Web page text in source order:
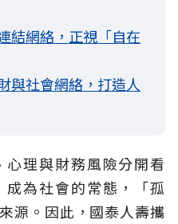
結網絡，正視「自在
與社會網絡，打造人
理與財務風險分開看
為社會的常態，「孤
源。因此，國泰人壽攜